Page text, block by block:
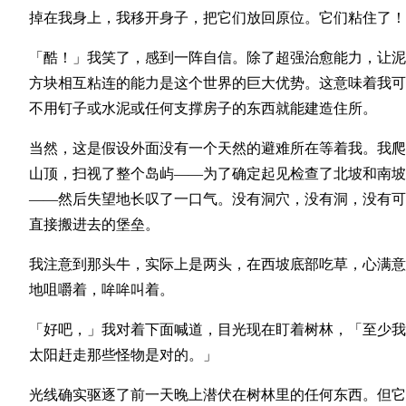
掉在我身上，我移开身子，把它们放回原位。它们粘住了！
「酷！」我笑了，感到一阵自信。除了超强治愈能力，让
方块相互粘连的能力是这个世界的巨大优势。这意味着我
不用钉子或水泥或任何支撑房子的东西就能建造住所。
当然，这是假设外面没有一个天然的避难所在等着我。我
山顶，扫视了整个岛屿——为了确定起见检查了北坡和南坡
——然后失望地长叹了一口气。没有洞穴，没有洞，没有
直接搬进去的堡垒。
我注意到那头牛，实际上是两头，在西坡底部吃草，心满
地咀嚼着，哞哞叫着。
「好吧，」我对着下面喊道，目光现在盯着树林，「至少
太阳赶走那些怪物是对的。」
光线确实驱逐了前一天晚上潜伏在树林里的任何东西。但